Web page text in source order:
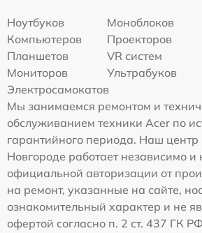
Ноутбуков
Моноблоков
Компьютеров
Проекторов
Планшетов
VR систем
Мониторов
Ультрабуков
Электросамокатов
Мы занимаемся ремонтом и
обслуживанием техники Acer по
гарантийного периода. Наш
Новгороде работает независимо и
официальной авторизации от
на ремонт, указанные на сайте,
ознакомительный характер и не
офертой согласно п. 2 ст. 437 ГК